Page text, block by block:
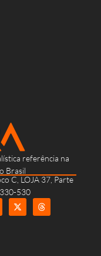
referência na
Brasil
C, LOJA 37, Parte
530